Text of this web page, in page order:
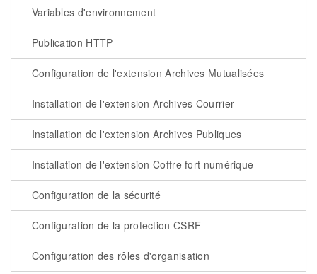
Variables d'environnement
Publication HTTP
Configuration de l'extension Archives Mutualisées
Installation de l'extension Archives Courrier
Installation de l'extension Archives Publiques
Installation de l'extension Coffre fort numérique
Configuration de la sécurité
Configuration de la protection CSRF
Configuration des rôles d'organisation